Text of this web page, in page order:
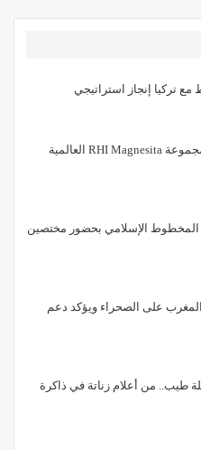
مع تركيا إنجاز استراتيجي
وزارة الصناعة المصرية تبحث مع مجموعة RHI Magnesita العالمية
المخطوط الإسلامي بحضور مختصين
على الصحراء ويؤكد دعم
طيب.. من أعلام زناتة في ذاكرة